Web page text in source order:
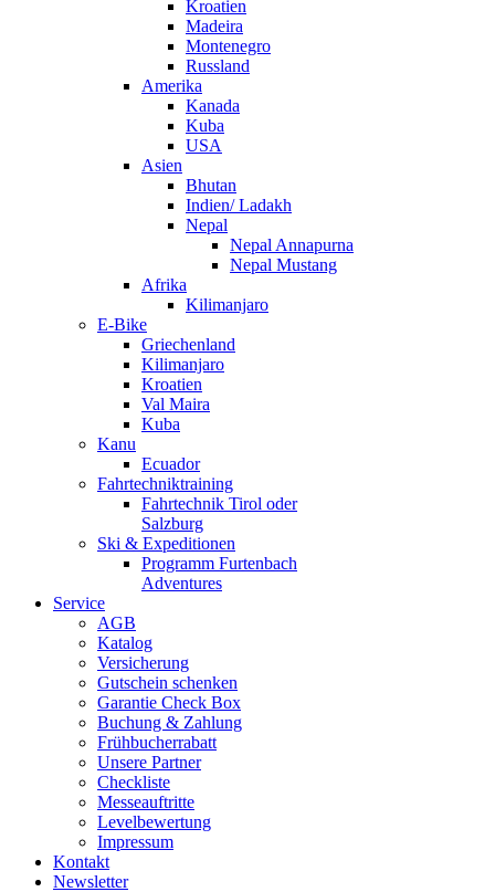
Kroatien
Madeira
Montenegro
Russland
Amerika
Kanada
Kuba
USA
Asien
Bhutan
Indien/ Ladakh
Nepal
Nepal Annapurna
Nepal Mustang
Afrika
Kilimanjaro
E-Bike
Griechenland
Kilimanjaro
Kroatien
Val Maira
Kuba
Kanu
Ecuador
Fahrtechniktraining
Fahrtechnik Tirol oder
Salzburg
Ski & Expeditionen
Programm Furtenbach
Adventures
Service
AGB
Katalog
Versicherung
Gutschein schenken
Garantie Check Box
Buchung & Zahlung
Frühbucherrabatt
Unsere Partner
Checkliste
Messeauftritte
Levelbewertung
Impressum
Kontakt
Newsletter